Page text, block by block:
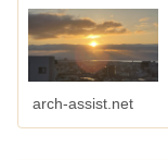
arch-assist.net